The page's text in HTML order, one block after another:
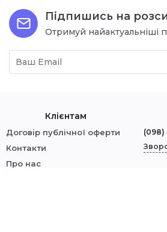
Підпишись на
Отримуй найактуальніші
Клієнтам
Договір публічної оферти
Контакти
Про нас
(098)